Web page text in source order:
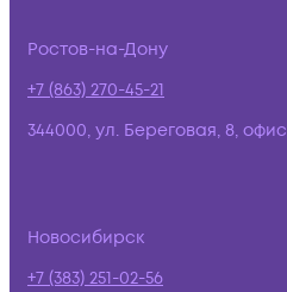
Ростов-на-Дону
+7 (863) 270-45-21
344000, ул. Береговая, 8,
Новосибирск
+7 (383) 251-02-56